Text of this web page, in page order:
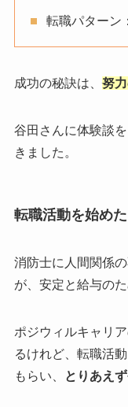
転職パターン
成功の秘訣は、努
谷田さんに体験談
きました。
転職活動を始め
消防士に人間関係
が、安定と給与の
ポジウィルキャリ
るけれど、転職活
もらい、
とりあえ